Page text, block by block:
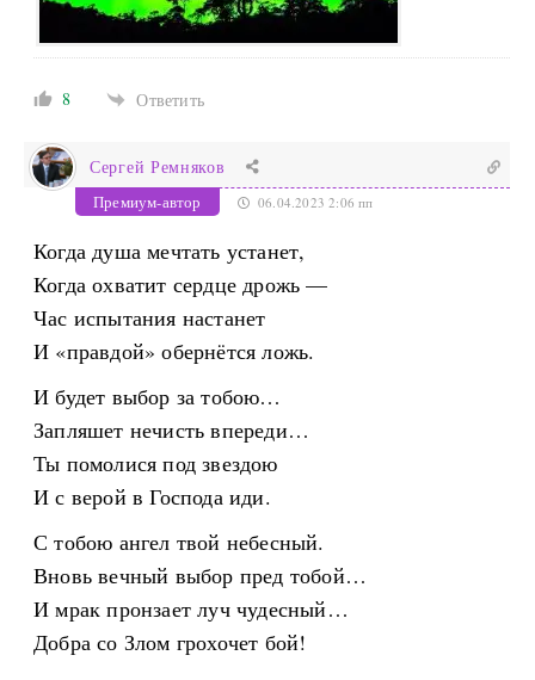
8 Ответить
Сергей Ремняков
Премиум-автор 06.04.2023 2:06 пп
Когда душа мечтать устанет,
Когда охватит сердце дрожь —
Час испытания настанет
И «правдой» обернётся ложь.
И будет выбор за тобою…
Запляшет нечисть впереди…
Ты помолися под звездою
И с верой в Господа иди.
С тобою ангел твой небесный.
Вновь вечный выбор пред тобой…
И мрак пронзает луч чудесный…
Добра со Злом грохочет бой!